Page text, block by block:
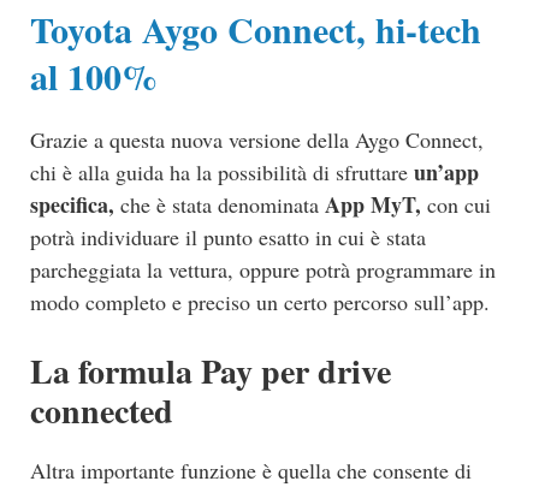
Toyota Aygo Connect, hi-tech
al 100%
Grazie a questa nuova versione della Aygo Connect,
chi è alla guida ha la possibilità di sfruttare un’app
specifica, che è stata denominata App MyT, con cui
potrà individuare il punto esatto in cui è stata
parcheggiata la vettura, oppure potrà programmare in
modo completo e preciso un certo percorso sull’app.
La formula Pay per drive
connected
Altra importante funzione è quella che consente di